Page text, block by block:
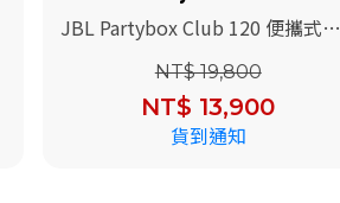
JBL Partybox Club 120 便攜式派
對藍牙音響(白色)
NT$ 19,800
NT$ 13,900
貨到通知